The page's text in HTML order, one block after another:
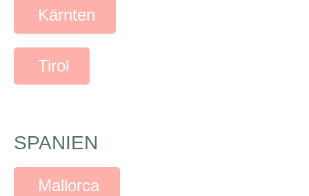
Kärnten
Tirol
SPANIEN
Mallorca